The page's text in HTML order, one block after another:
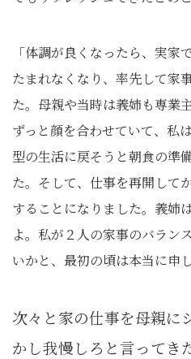
「体調が良くなったら、実
たまれなくなり、率先して家
た。母親や当時は義姉も専業
ずっと顔を合わせていて、私
型の生活に戻そうと朝食の準
た。そして、仕事を再開して
することになりました。義姉
よ。私が２人の家事のバラン
いかと、最初の頃は本当に申
次々と家の仕事を母親に
かし我慢しろと言ってき